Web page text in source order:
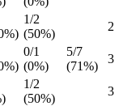
1/2
(50%)
2
0/1
(0%)
5/7
(71%)
3
1/2
(50%)
3